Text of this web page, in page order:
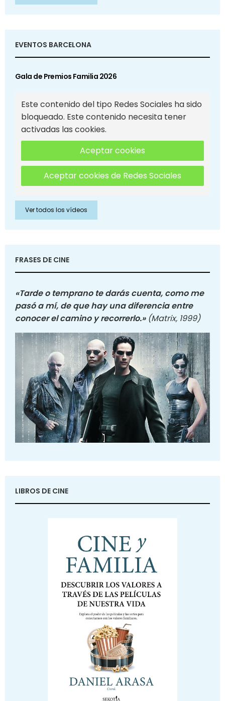
EVENTOS BARCELONA
Gala de Premios Familia 2026
Este contenido del tipo Redes Sociales ha sido
bloqueado. Este contenido necesita tener
activadas las cookies.
Aceptar cookies
Aceptar cookies de Redes Sociales
Ver todos los vídeos
FRASES DE CINE
«Tarde o temprano te darás cuenta, como me
pasó a mí, de que hay una diferencia entre
conocer el camino y recorrerlo.» (Matrix, 1999)
LIBROS DE CINE